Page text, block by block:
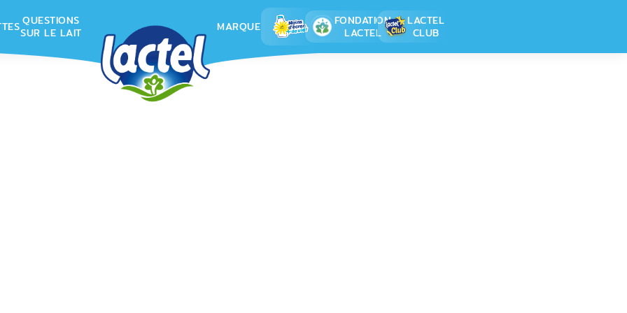
QUESTIONS
SUR LE LAIT
MARQUE
FONDATION
LACTEL
LACTEL
CLUB